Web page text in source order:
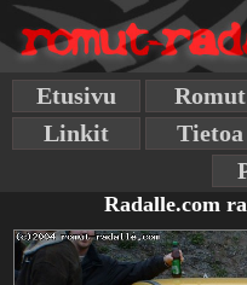
Etusivu Romut
Linkit
Tietoa
Radalle.com